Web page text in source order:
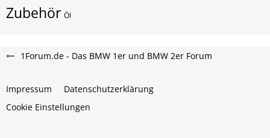
Zubehör Öl
1Forum.de - Das BMW 1er und BMW 2er Forum
Impressum
Datenschutzerklärung
Cookie Einstellungen